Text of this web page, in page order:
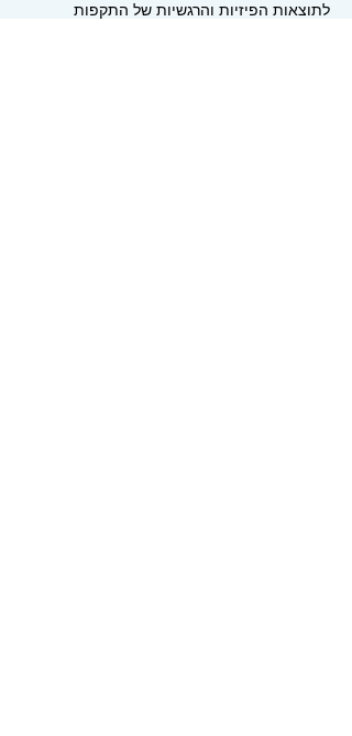
לתוצאות הפיזיות והרגשיות של התקפות